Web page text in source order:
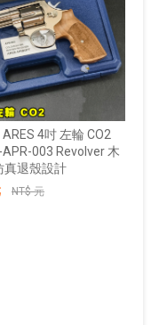
ARES 4吋 左輪 CO2
003 Revolver 木
真退殼設計
NT$ 元